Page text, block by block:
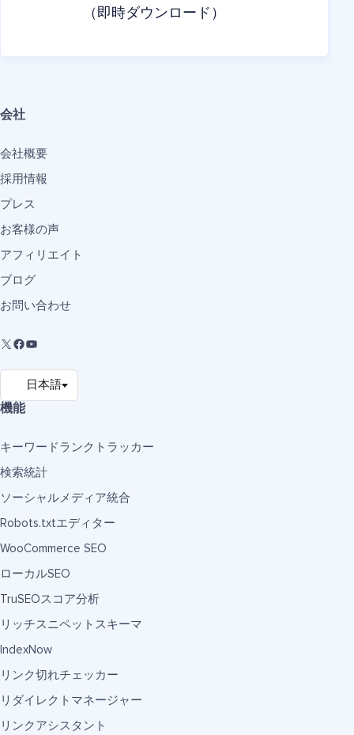
（即時ダウンロード）
会社
会社概要
採用情報
プレス
お客様の声
アフィリエイト
ブログ
お問い合わせ
機能
キーワードランクトラッカー
検索統計
ソーシャルメディア統合
Robots.txtエディター
WooCommerce SEO
ローカルSEO
TruSEOスコア分析
リッチスニペットスキーマ
IndexNow
リンク切れチェッカー
リダイレクトマネージャー
リンクアシスタント